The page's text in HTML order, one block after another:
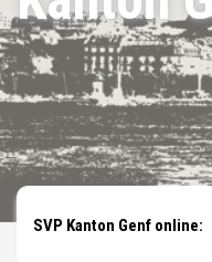
SVP Kanton Genf online: